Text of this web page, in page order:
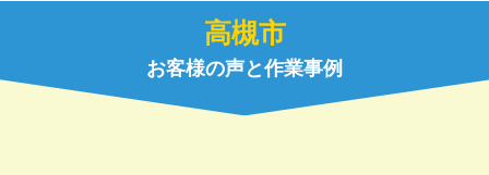
高槻市
お客様の声と作業事例